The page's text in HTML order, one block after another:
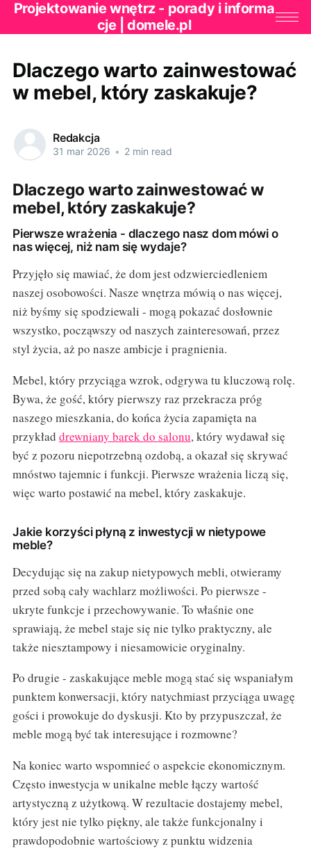
Projektowanie wnętrz - porady i informa
cje | domele.pl
Dlaczego warto zainwestować
w mebel, który zaskakuje?
Redakcja
31 mar 2026 • 2 min read
Dlaczego warto zainwestować w
mebel, który zaskakuje?
Pierwsze wrażenia - dlaczego nasz dom mówi o
nas więcej, niż nam się wydaje?
Przyjęło się mawiać, że dom jest odzwierciedleniem
naszej osobowości. Nasze wnętrza mówią o nas więcej,
niż byśmy się spodziewali - mogą pokazać dosłownie
wszystko, począwszy od naszych zainteresowań, przez
styl życia, aż po nasze ambicje i pragnienia.
Mebel, który przyciąga wzrok, odgrywa tu kluczową rolę.
Bywa, że gość, który pierwszy raz przekracza próg
naszego mieszkania, do końca życia zapamięta na
przykład drewniany barek do salonu, który wydawał się
być z pozoru niepotrzebną ozdobą, a okazał się skrywać
mnóstwo tajemnic i funkcji. Pierwsze wrażenia liczą się,
więc warto postawić na mebel, który zaskakuje.
Jakie korzyści płyną z inwestycji w nietypowe
meble?
Decydując się na zakup nietypowych mebli, otwieramy
przed sobą cały wachlarz możliwości. Po pierwsze -
ukryte funkcje i przechowywanie. To właśnie one
sprawiają, że mebel staje się nie tylko praktyczny, ale
także niesztampowy i niesamowicie oryginalny.
Po drugie - zaskakujące meble mogą stać się wspaniałym
punktem konwersacji, który natychmiast przyciąga uwagę
gości i prowokuje do dyskusji. Kto by przypuszczał, że
meble mogą być tak interesujące i rozmowne?
Na koniec warto wspomnieć o aspekcie ekonomicznym.
Często inwestycja w unikalne meble łączy wartość
artystyczną z użytkową. W rezultacie dostajemy mebel,
który jest nie tylko piękny, ale także funkcjonalny i
prawdopodobnie wartościowy z punktu widzenia